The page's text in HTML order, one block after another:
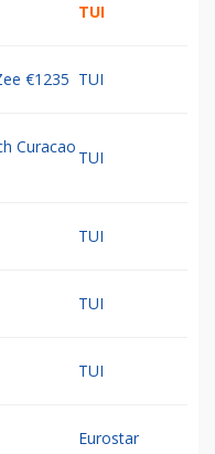
TUI
€1235 TUI
Curacao
TUI
TUI
TUI
TUI
Eurostar